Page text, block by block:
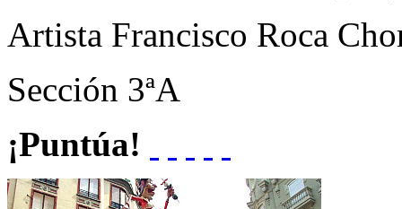
Artista Francisco Roca
Sección 3ªA
¡Puntúa!